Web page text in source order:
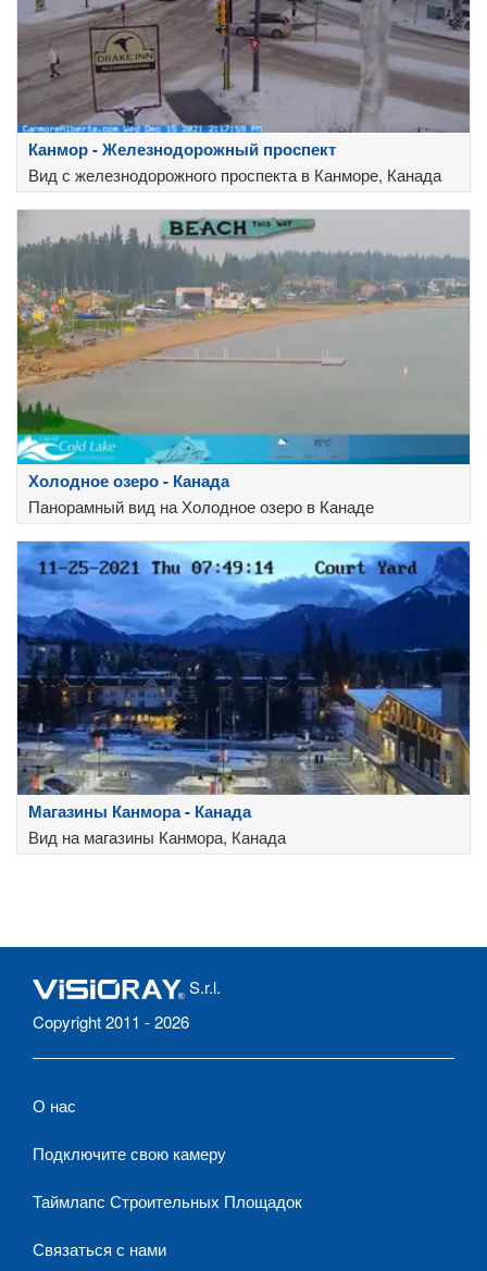
Канмор - Железнодорожный проспект
Вид с железнодорожного проспекта в Канморе, Канада
Холодное озеро - Канада
Панорамный вид на Холодное озеро в Канаде
Магазины Канмора - Канада
Вид на магазины Канмора, Канада
S.r.l.
Copyright 2011 - 2026
О нас
Подключите свою камеру
Таймлапс Строительных Площадок
Связаться с нами